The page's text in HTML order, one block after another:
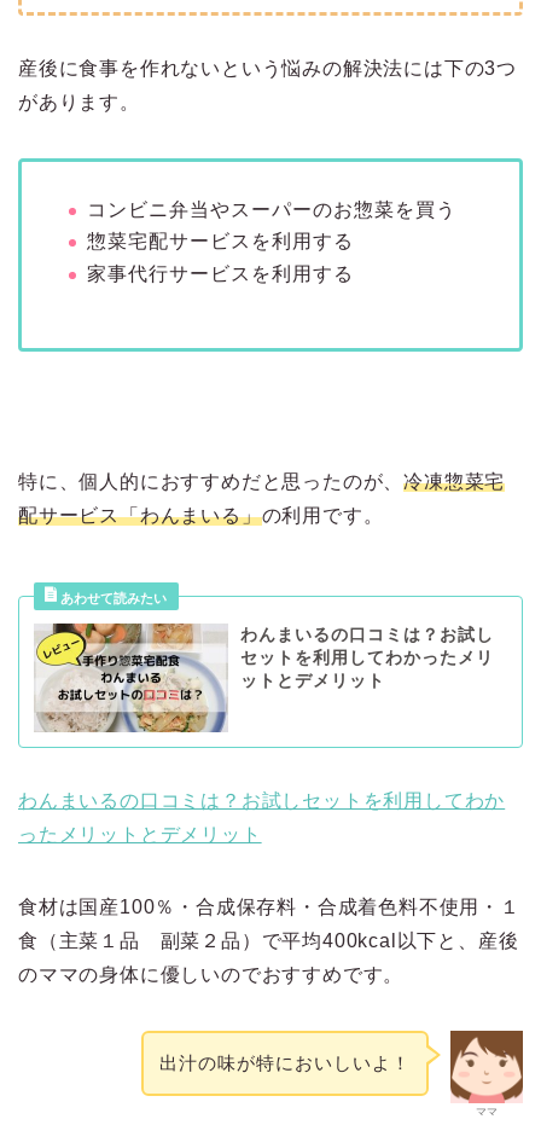
産後に食事を作れないという悩みの解決法には下の3つ
があります。
コンビニ弁当やスーパーのお惣菜を買う
惣菜宅配サービスを利用する
家事代行サービスを利用する
特に、個人的におすすめだと思ったのが、冷凍惣菜宅
配サービス「わんまいる」の利用です。
わんまいるの口コミは？お試し
セットを利用してわかったメリ
ットとデメリット
わんまいるの口コミは？お試しセットを利用してわか
ったメリットとデメリット
食材は国産100％・合成保存料・合成着色料不使用・１
食（主菜１品 副菜２品）で平均400kcal以下と、産後
のママの身体に優しいのでおすすめです。
ママ
出汁の味が特においしいよ！